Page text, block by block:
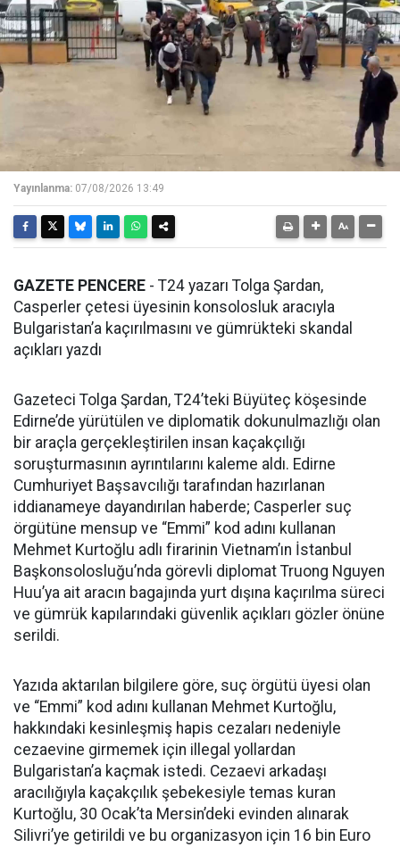
Yayınlanma: 07/08/2026 13:49
GAZETE PENCERE - T24 yazarı Tolga Şardan,
Casperler çetesi üyesinin konsolosluk aracıyla
Bulgaristan’a kaçırılmasını ve gümrükteki skandal
açıkları yazdı
Gazeteci Tolga Şardan, T24’teki Büyüteç köşesinde
Edirne’de yürütülen ve diplomatik dokunulmazlığı olan
bir araçla gerçekleştirilen insan kaçakçılığı
soruşturmasının ayrıntılarını kaleme aldı. Edirne
Cumhuriyet Başsavcılığı tarafından hazırlanan
iddianameye dayandırılan haberde; Casperler suç
örgütüne mensup ve “Emmi” kod adını kullanan
Mehmet Kurtoğlu adlı firarinin Vietnam’ın İstanbul
Başkonsolosluğu’nda görevli diplomat Truong Nguyen
Huu’ya ait aracın bagajında yurt dışına kaçırılma süreci
ve gümrük kapılarındaki güvenlik açıkları gözler önüne
serildi.
Yazıda aktarılan bilgilere göre, suç örgütü üyesi olan
ve “Emmi” kod adını kullanan Mehmet Kurtoğlu,
hakkındaki kesinleşmiş hapis cezaları nedeniyle
cezaevine girmemek için illegal yollardan
Bulgaristan’a kaçmak istedi. Cezaevi arkadaşı
aracılığıyla kaçakçılık şebekesiyle temas kuran
Kurtoğlu, 30 Ocak’ta Mersin’deki evinden alınarak
Silivri’ye getirildi ve bu organizasyon için 16 bin Euro